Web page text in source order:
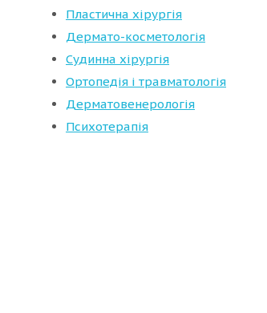
Пластична хірургія
Дермато-косметологія
Судинна хірургія
Ортопедія і травматологія
Дерматовенерологія
Психотерапія